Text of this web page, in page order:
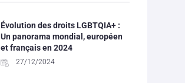
Évolution des droits LGBTQIA+ :
Un panorama mondial, européen
et français en 2024
27/12/2024